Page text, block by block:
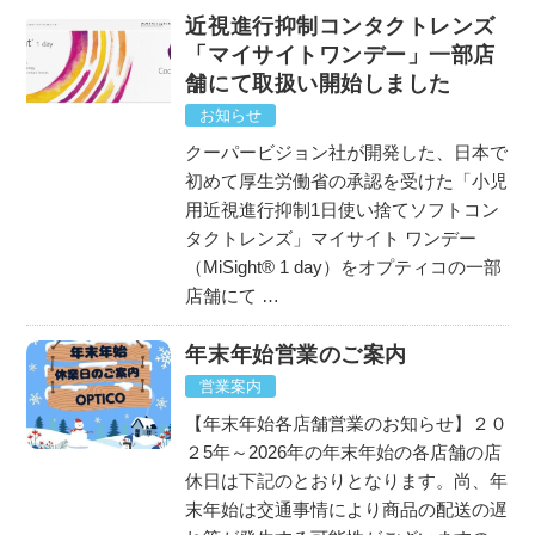
近視進行抑制コンタクトレンズ
「マイサイトワンデー」一部店
舗にて取扱い開始しました
お知らせ
クーパービジョン社が開発した、日本で
初めて厚生労働省の承認を受けた「小児
用近視進行抑制1日使い捨てソフトコン
タクトレンズ」マイサイト ワンデー
（MiSight® 1 day）をオプティコの一部
店舗にて …
年末年始営業のご案内
営業案内
【年末年始各店舗営業のお知らせ】２０
２5年～2026年の年末年始の各店舗の店
休日は下記のとおりとなります。尚、年
末年始は交通事情により商品の配送の遅